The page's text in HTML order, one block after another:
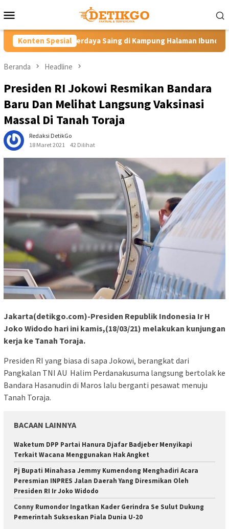
ke
Mobile
Konten Spesial
Saing di Kampung Halaman Ibunda Presiden
Beranda Headline
Presiden RI Jokowi Resmikan Bandara
Baru Dan Melihat Langsung Vaksinasi
Massal Di Tanah Toraja
Redaksi DetikGo
18 Maret 2021
42 Dilihat
Jakarta(detikgo.com)-Presiden Republik Indonesia Ir H
Joko Widodo hari ini kamis,(18/03/21) melakukan kunjungan
kerja ke Tanah Toraja.
Presiden RI yang biasa di sapa Jokowi, berangkat dari
Pangkalan TNI AU Halim Perdanakusuma langsung bertolak ke
Bandara Hasanudin di Maros lalu berganti pesawat menuju
Tanah Toraja.
BACAAN LAINNYA
Waketum DPP Partai Hanura Djafar Badjeber Menyikapi
Terkait Wacana Menggunakan Hak Angket
Pj Bupati Minahasa Jemmy Kumendong Menghadiri Acara
Peresmian INPRES Jalan Daerah Yang Diresmikan Oleh
Presiden RI Ir Joko Widodo
Conny Rumondor Ingatkan Kader Gerindra Se Sulut Dukung
Pemerintah Sukseskan Piala Dunia U-20